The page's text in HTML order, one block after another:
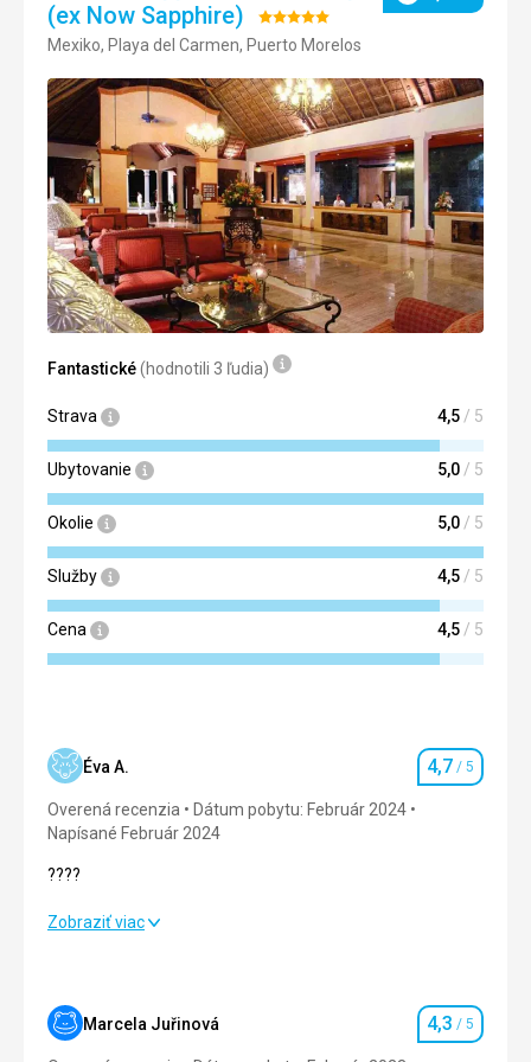
klimatizace. Čistota byla dostatečná.
Služby
Táto recenzia bola preložená automaticky pomocou
Google Translate
(ex Now Sapphire) Hodnotenie:
5/5
Mexiko, Playa del Carmen, Puerto Morelos
Fantastické(hodnotili 3 ľudia)
Strava 4,5/ 5
Ubytovanie 5,0/ 5
Okolie 5,0/ 5
Služby 4,5/ 5
Cena 4,5/ 5
Éva A. Hodnotenie
4,7 / 5
Overená recenzia
Dátum pobytu: Február 2024
Napísané Február 2024
????
????
Ubytovanie 5,0/ 5
Zobraziť viac
Marcela Juřinová Hodnotenie
4,3 / 5